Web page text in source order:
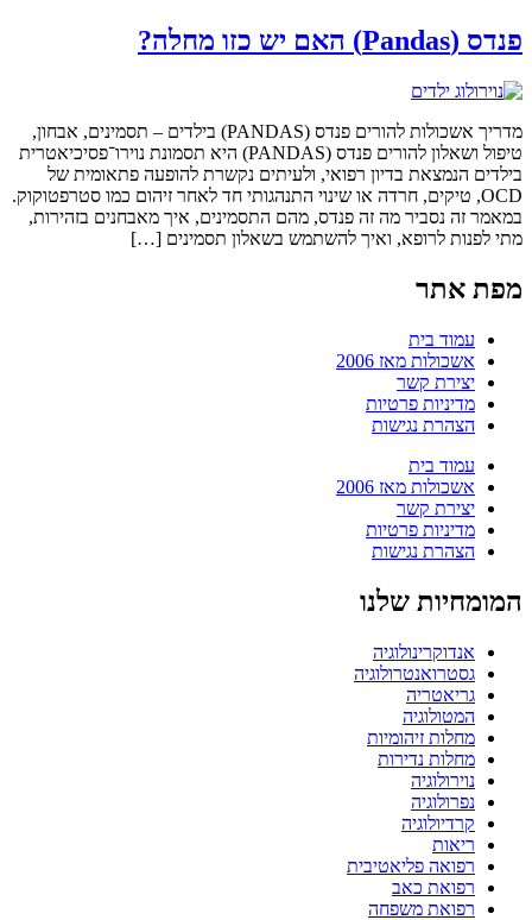
פנדס (Pandas) האם יש כזו מחלה?
מדריך אשכולות להורים פנדס (PANDAS) בילדים – תסמינים, אבחון,
טיפול ושאלון להורים פנדס (PANDAS) היא תסמונת נוירו־פסיכיאטרית
בילדים הנמצאת בדיון רפואי, ולעיתים נקשרת להופעה פתאומית של
OCD, טיקים, חרדה או שינוי התנהגותי חד לאחר זיהום כמו סטרפטוקוק.
במאמר זה נסביר מה זה פנדס, מהם התסמינים, איך מאבחנים בזהירות,
מתי לפנות לרופא, ואיך להשתמש בשאלון תסמינים […]
מפת אתר
עמוד בית
אשכולות מאז 2006
יצירת קשר
מדיניות פרטיות
הצהרת נגישות
עמוד בית
אשכולות מאז 2006
יצירת קשר
מדיניות פרטיות
הצהרת נגישות
המומחיות שלנו
אנדוקרינולוגיה
גסטרואנטרולוגיה
גריאטריה
המטולוגיה
מחלות זיהומיות
מחלות נדירות
נוירולוגיה
נפרולוגיה
קרדיולוגיה
ריאות
רפואה פליאטיבית
רפואת כאב
רפואת משפחה